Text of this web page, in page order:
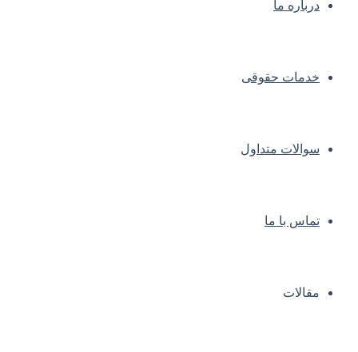
درباره ما
خدمات حقوقی
سوالات متداول
تماس با ما
مقالات